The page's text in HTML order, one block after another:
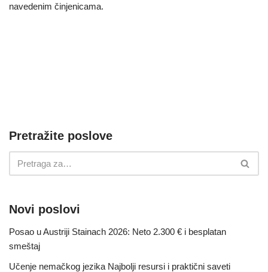
navedenim činjenicama.
Pretražite poslove
Novi poslovi
Posao u Austriji Stainach 2026: Neto 2.300 € i besplatan
smeštaj
Učenje nemačkog jezika Najbolji resursi i praktični saveti